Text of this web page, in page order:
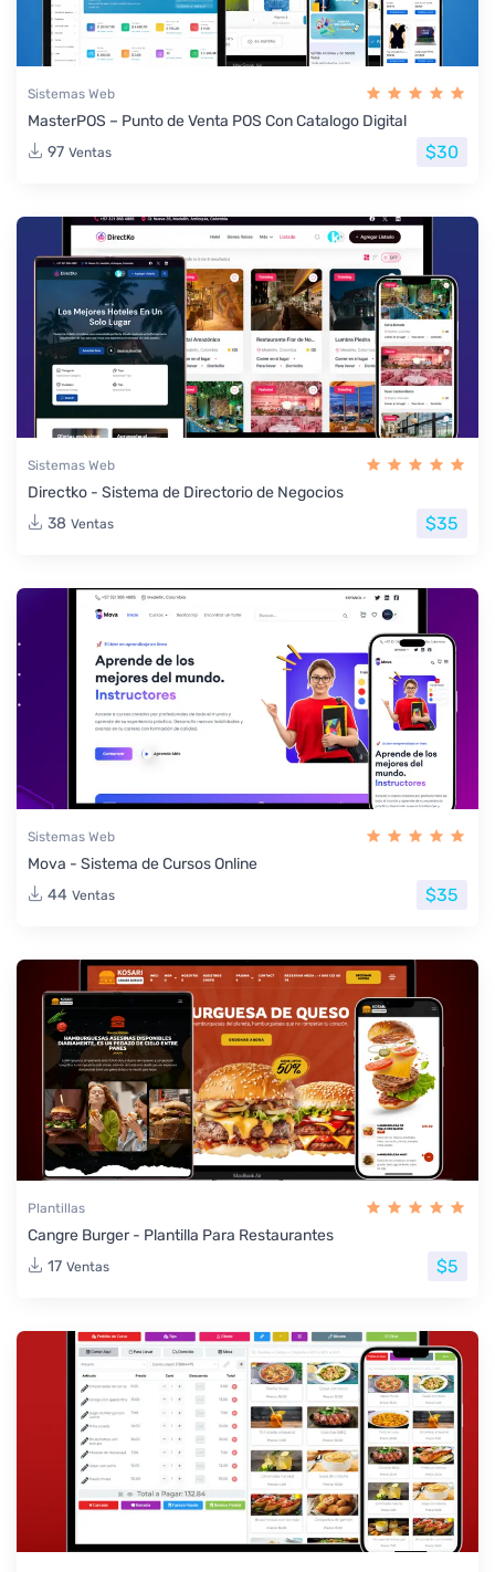
Sistemas Web
MasterPOS – Punto de Venta POS Con Catalogo Digital
97 Ventas $30
Sistemas Web
Directko - Sistema de Directorio de Negocios
38 Ventas $35
Sistemas Web
Mova - Sistema de Cursos Online
44 Ventas $35
Plantillas
Cangre Burger - Plantilla Para Restaurantes
17 Ventas $5